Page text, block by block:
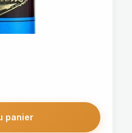
panier